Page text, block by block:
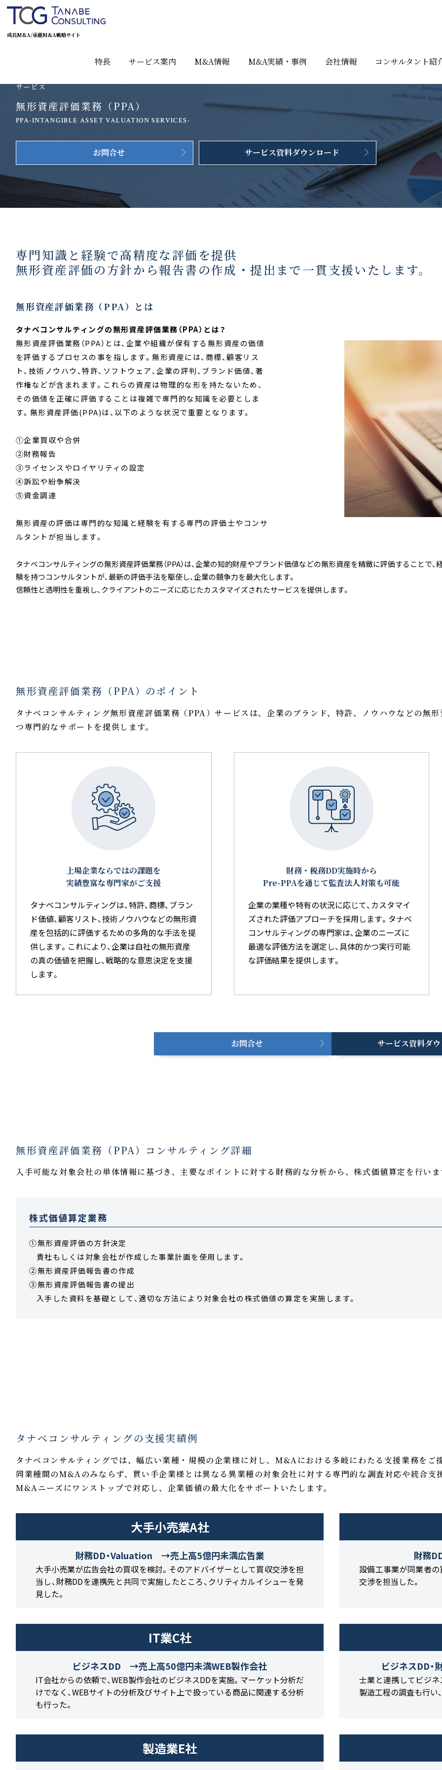
成長M&A/承継M&A戦略サイト
特長 サービス案内 M&A情報 M&A実績・事例 会社情報 コンサルタント紹
サービス
無形資産評価業務（PPA）
PPA-INTANGIBLE ASSET VALUATION SERVICES-
お問合せ サービス資料ダウンロード
専門知識と経験で高精度な評価を提供
無形資産評価の方針から報告書の作成・提出まで一貫支援いたします。
無形資産評価業務（PPA）とは
タナベコンサルティングの無形資産評価業務（PPA）とは？
無形資産評価業務（PPA）とは、企業や組織が保有する無形資産の価値
を評価するプロセスの事を指します。無形資産には、商標、顧客リス
ト、技術ノウハウ、特許、ソフトウェア、企業の評判、ブランド価値、著
作権などが含まれます。これらの資産は物理的な形を持たないため、
その価値を正確に評価することは複雑で専門的な知識を必要としま
す。無形資産評価(PPA)は、以下のような状況で重要となります。
①企業買収や合併
②財務報告
③ライセンスやロイヤリティの設定
④訴訟や紛争解決
⑤資金調達
無形資産の評価は専門的な知識と経験を有する専門の評価士やコンサ
ルタントが担当します。
タナベコンサルティングの無形資産評価業務（PPA）は、企業の知的財産やブランド価値などの無形資産を精緻に評価することで
験を持つコンサルタントが、最新の評価手法を駆使し、企業の競争力を最大化します。
信頼性と透明性を重視し、クライアントのニーズに応じたカスタマイズされたサービスを提供します。
無形資産評価業務（PPA）のポイント
タナベコンサルティング無形資産評価業務（PPA）サービスは、企業のブランド、特許、ノウハウなどの無
つ専門的なサポートを提供します。
上場企業ならではの課題を
実績豊富な専門家がご支援
タナベコンサルティングは、特許、商標、ブラン
ド価値、顧客リスト、技術ノウハウなどの無形資
産を包括的に評価するための多角的な手法を提
供します。これにより、企業は自社の無形資産
の真の価値を把握し、戦略的な意思決定を支援
します。
財務・税務DD実施時から
Pre-PPAを通じて監査法人対策も可能
企業の業種や特有の状況に応じて、カスタマイ
ズされた評価アプローチを採用します。タナベ
コンサルティングの専門家は、企業のニーズに
最適な評価方法を選定し、具体的かつ実行可能
な評価結果を提供します。
お問合せ サービス資料ダ
無形資産評価業務（PPA）コンサルティング詳細
入手可能な対象会社の単体情報に基づき、主要なポイントに対する財務的な分析から、株式価値算定を行い
株式価値算定業務
①無形資産評価の方針決定
貴社もしくは対象会社が作成した事業計画を使用します。
②無形資産評価報告書の作成
③無形資産評価報告書の提出
入手した資料を基礎として、適切な方法により対象会社の株式価値の算定を実施します。
タナベコンサルティングの支援実績例
タナベコンサルティングでは、幅広い業種・規模の企業様に対し、M&Aにおける多岐にわたる支援業務をご
同業種間のM&Aのみならず、買い手企業様とは異なる異業種の対象会社に対する専門的な調査対応や統合
M&Aニーズにワンストップで対応し、企業価値の最大化をサポートいたします。
大手小売業A社
財務DD・Valuation →売上高5億円未満広告業
大手小売業が広告会社の買収を検討。そのアドバイザーとして買収交渉を担
当し、財務DDを連携先と共同で実施したところ、クリティカルイシューを発
見した。
財務
設備工事業が同業者
交渉を担当した。
IT業C社
ビジネスDD →売上高50億円未満WEB製作会社
IT会社からの依頼で、WEB製作会社のビジネスDDを実施。マーケット分析だ
けでなく、WEBサイトの分析及びサイト上で扱っている商品に関連する分析
も行った。
ビジネスDD
士業と連携してビジネ
製造工程の調査も行い
製造業E社